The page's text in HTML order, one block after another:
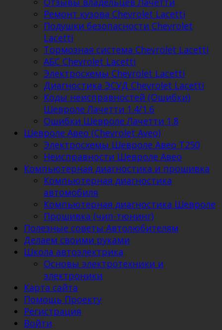
Ремонт кузова Chevrolet Lacetti
Подушки безопасности Chevrolet
Lacetti
Тормозная система Chevrolet Lacetti
АБС Chevrolet Lacetti
Электросхемы Chevrolet Lacetti
Диагностика ЭСУД Chevrolet Lacetti
Коды неисправностей (Ошибки)
Шевроле Лачетти 1.4/1.6
Ошибки Шевроле Лачетти 1.8
Шевроле Авео (Chevrolet Aveo)
Электросхемы Шевроле Авео Т250
Неисправности Шевроле Авео
Компьютерная диагностика и прошивка
Компьютерная диагностика
автомобиля
Компьютерная диагностика Шевроле
Прошивка (чип-тюнинг)
Полезные советы Автолюбителям
Делаем своими руками
Школа автоэлектрика
Основы электротехники и
электроники
Карта сайта
Помощь Проекту
Регистрация
Войти